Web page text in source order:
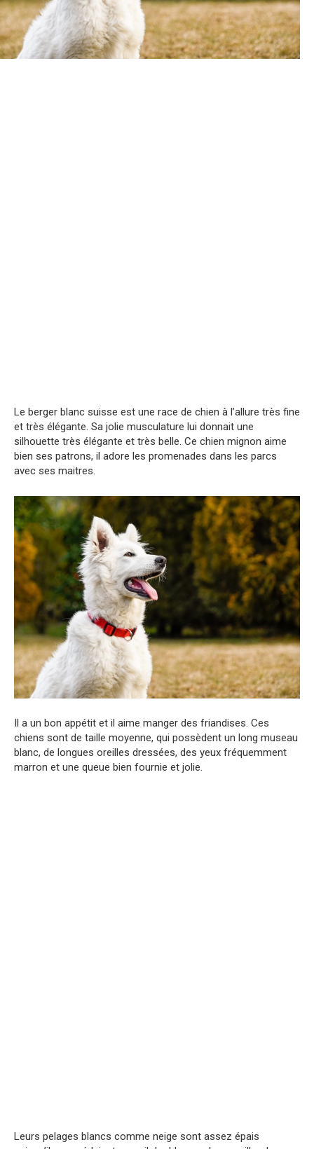
Le berger blanc suisse est une race de chien à l’allure très fine
et très élégante. Sa jolie musculature lui donnait une
silhouette très élégante et très belle. Ce chien mignon aime
bien ses patrons, il adore les promenades dans les parcs
avec ses maitres.
Il a un bon appétit et il aime manger des friandises. Ces
chiens sont de taille moyenne, qui possèdent un long museau
blanc, de longues oreilles dressées, des yeux fréquemment
marron et une queue bien fournie et jolie.
Leurs pelages blancs comme neige sont assez épais